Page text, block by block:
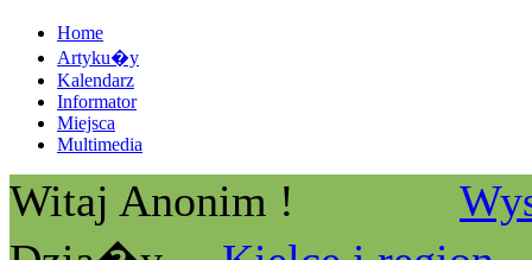
Home
Artyku�y
Kalendarz
Informator
Miejsca
Multimedia
Witaj Anonim !